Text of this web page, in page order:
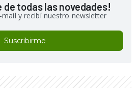
de todas las novedades!
mail y recibí nuestro newsletter
Suscribirme